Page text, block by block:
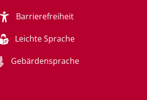
Barrierefreiheit
Leichte Sprache
Gebärdensprache